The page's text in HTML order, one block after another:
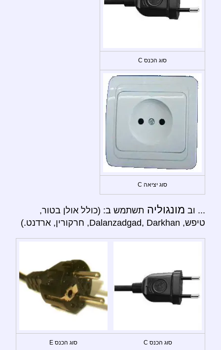
סוג הכנס C
סוג יציאה C
... וב מונגוליה תשתמש ב: (כולל אולן בטור,
טיפש, Dalanzadgad, Darkhan, חרקורין, ארדנט.)
סוג הכנס C סוג הכנס E